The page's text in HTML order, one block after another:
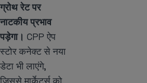
ग्रोथ रेट पर
नाटकीय प्रभाव
पड़ेगा। CPP ऐप
स्टोर कनेक्ट से नया
डेटा भी लाएंगे,